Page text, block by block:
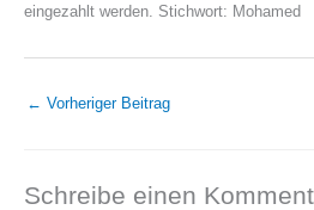
eingezahlt werden. Stichwort: Mohamed
← Vorheriger Beitrag
Schreibe einen